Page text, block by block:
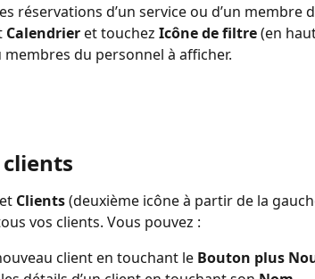
réservations d’un service ou d’un membre
Calendrier et touchez Icône de filtre (en
membres du personnel à afficher.
Clients (deuxième icône à partir de la
vos clients. Vous pouvez :
client en touchant le Bouton plus